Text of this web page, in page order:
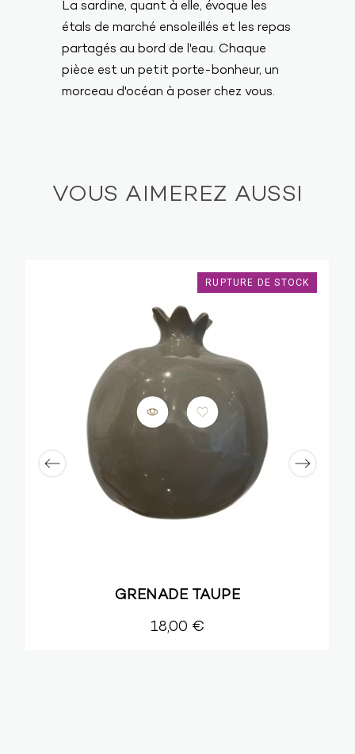
La sardine, quant à elle, évoque les
étals de marché ensoleillés et les repas
partagés au bord de l'eau. Chaque
pièce est un petit porte-bonheur, un
morceau d'océan à poser chez vous.
VOUS AIMEREZ AUSSI
GRENADE TAUPE
18,00 €
RUPTURE DE STOCK